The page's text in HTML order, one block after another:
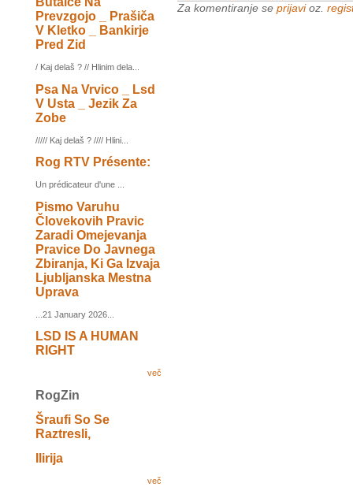
Prevzgojo _ Prašiča
V Kletko _ Bankirje
Pred Zid
/ Kaj delaš ? // Hlinim dela...
Psa Na Vrvico _ Lsd
V Usta _ Jezik Za
Zobe
///// Kaj delaš ? //// Hlini...
Rog RTV Présente:
Un prédicateur d'une ...
Pismo Varuhu
Človekovih Pravic
Zaradi Omejevanja
Pravice Do Javnega
Zbiranja, Ki Ga Izvaja
Ljubljanska Mestna
Uprava
...21 January 2026...
LSD IS A HUMAN
RIGHT
več
RogZin
Šraufi So Se
Raztresli,
Ilirija
več
Za komentiranje se prijavioz.